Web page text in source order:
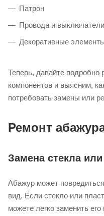
Патрон
Провода и выключатели
Декоративные
Теперь, давайте подробно
компонентов и выясним,
потребовать замены или
Ремонт
Замена стекла
Абажур может
вид. Если стекло или
можете легко заменить